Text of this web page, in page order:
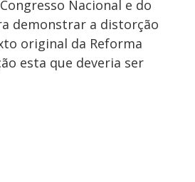
Nacional e do
demonstrar a distorção
original da Reforma
esta que deveria ser